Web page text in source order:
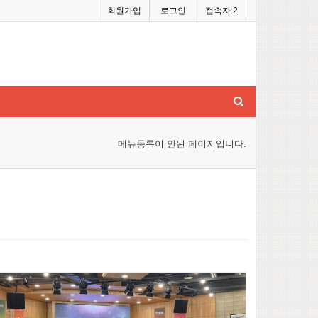
회원가입 로그인 접속자:2
메뉴등록이 안된 페이지입니다.